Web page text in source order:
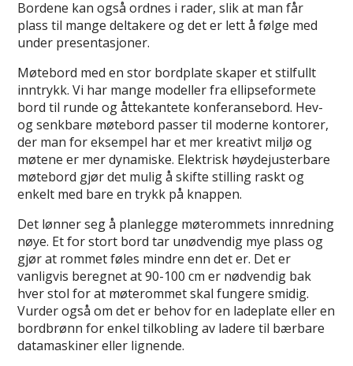
Bordene kan også ordnes i rader, slik at man får
plass til mange deltakere og det er lett å følge med
under presentasjoner.
Møtebord med en stor bordplate skaper et stilfullt
inntrykk. Vi har mange modeller fra ellipseformete
bord til runde og åttekantete konferansebord. Hev-
og senkbare møtebord passer til moderne kontorer,
der man for eksempel har et mer kreativt miljø og
møtene er mer dynamiske. Elektrisk høydejusterbare
møtebord gjør det mulig å skifte stilling raskt og
enkelt med bare en trykk på knappen.
Det lønner seg å planlegge møterommets innredning
nøye. Et for stort bord tar unødvendig mye plass og
gjør at rommet føles mindre enn det er. Det er
vanligvis beregnet at 90-100 cm er nødvendig bak
hver stol for at møterommet skal fungere smidig.
Vurder også om det er behov for en ladeplate eller en
bordbrønn for enkel tilkobling av ladere til bærbare
datamaskiner eller lignende.